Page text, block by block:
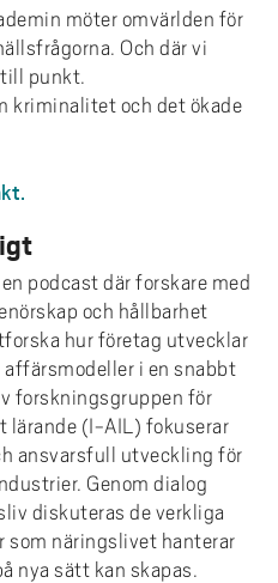
möter omvärlden för
Och där vi
punkt.
kriminalitet och det ökade
podcast där forskare med
och hållbarhet
hur företag utvecklar
i en snabbt
forskningsgruppen för
(I-AIL) fokuserar
ansvarsfull utveckling för
Genom dialog
diskuteras de verkliga
som näringslivet hanterar
nya sätt kan skapas.